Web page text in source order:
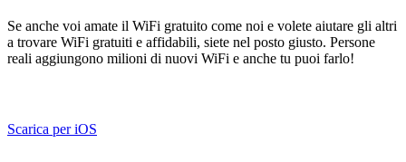
Se anche voi amate il WiFi gratuito come noi e volete aiutare gli altri
a trovare WiFi gratuiti e affidabili, siete nel posto giusto. Persone
reali aggiungono milioni di nuovi WiFi e anche tu puoi farlo!
Scarica per iOS